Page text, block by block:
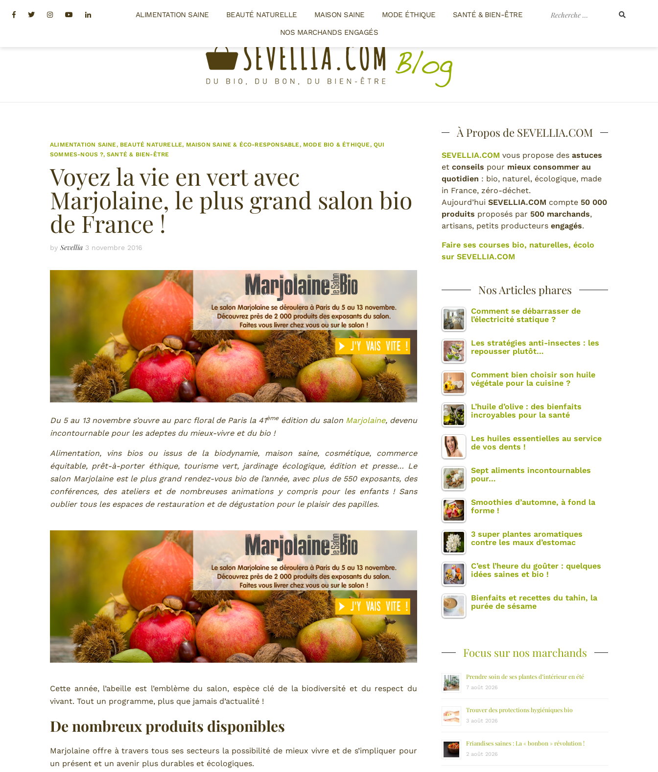
Recherche
ALIMENTATION SAINE BEAUTÉ NATURELLE MAISON SAINE MODE ÉTHIQUE
SANTÉ & BIEN-ÊTRE
NOS MARCHANDS ENGAGÉS
FacebookTwitterInstagramYoutubeLinkedin
ALIMENTATION SAINE, BEAUTÉ NATURELLE, MAISON SAINE & ÉCO-RESPONSABLE, MODE BIO & ÉTHIQUE,QUI
SOMMES-NOUS ?,SANTÉ & BIEN-ÊTRE
Voyez la vie en vert avec
Marjolaine, le plus grand salon bio
de France !
by Sevellia 3 novembre 2016
Du 5 au 13 novembre s’ouvre au parc floral de Paris la 41èmeédition du salon Marjolaine, devenu
incontournable pour les adeptes du mieux-vivre et du bio !
Alimentation, vins bios ou issus de la biodynamie, maison saine, cosmétique, commerce
équitable, prêt-à-porter éthique, tourisme vert, jardinage écologique, édition et presse… Le
salon Marjolaine est le plus grand rendez-vous bio de l’année, avec plus de 550 exposants, des
conférences, des ateliers et de nombreuses animations y compris pour les enfants ! Sans
oublier tous les espaces de restauration et de dégustation pour le plaisir des papilles.
Cette année, l’abeille est l’emblème du salon, espèce clé de la biodiversité et du respect du
vivant. Tout un programme, plus que jamais d’actualité !
De nombreux produits disponibles
Marjolaine offre à travers tous ses secteurs la possibilité de mieux vivre et de s’impliquer pour
un présent et un avenir plus durables et écologiques.
À Propos de SEVELLIA.COM
SEVELLIA.COM vous propose des astuces
et conseils pour mieux consommer au
quotidien : bio, naturel, écologique, made
in France, zéro-déchet.
Aujourd’hui SEVELLIA.COM compte 50 000
produits proposés par 500 marchands,
artisans, petits producteurs engagés.
Faire ses courses bio, naturelles, écolo
sur SEVELLIA.COM
Nos Articles phares
Comment se débarrasser de
l’électricité statique ?
Les stratégies anti-insectes : les
repousser plutôt…
Comment bien choisir son huile
végétale pour la cuisine ?
L’huile d’olive : des bienfaits
incroyables pour la santé
Les huiles essentielles au service
de vos dents !
Sept aliments incontournables
pour…
Smoothies d’automne, à fond la
forme !
3 super plantes aromatiques
contre les maux d’estomac
C’est l’heure du goûter : quelques
idées saines et bio !
Bienfaits et recettes du tahin, la
purée de sésame
Focus sur nos marchands
Prendre soin de ses plantes d’intérieur en été
7 août 2026
Trouver des protections hygiéniques bio
3 août 2026
Friandises saines : La « bonbon » révolution !
2 août 2026